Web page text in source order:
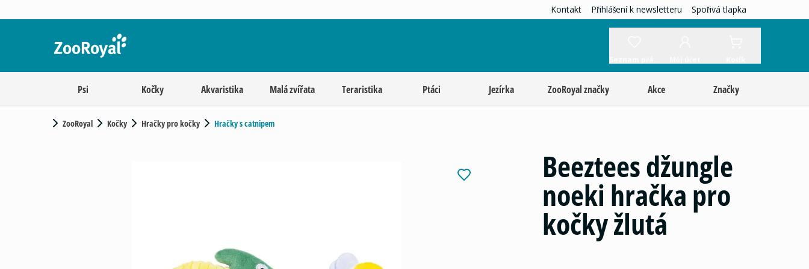
Kontakt Přihlášení k newsletteru Spořivá tlapka
Psi Kočky Akvaristika Malá zvířata Teraristika Ptáci Jezírka ZooRoyal značky Akce Značky
ZooRoyal Kočky Hračky pro kočky Hračky s catnipem
Beeztees džungle
noeki hračka pro
kočky žlutá